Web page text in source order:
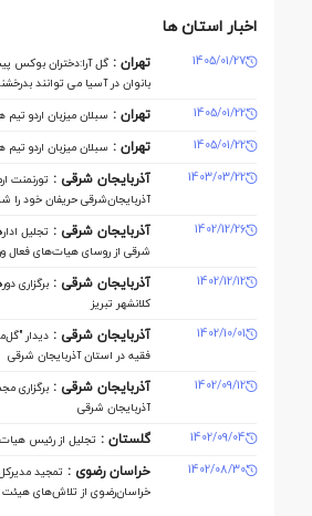
اخبار استان ها
1405/01/27 تهران : گل آرا:دختران بوکس
بانوان در آسیا می توانند بدرخشند
1405/01/22
تهران : سبلان میزبان اردو
1405/01/22
تهران : سبلان میزبان اردو
1403/03/22
آذربایجان شرقی : تورنمنت
آذربایجان‌شرقی حریفان خود را
1402/12/26
آذربایجان شرقی : تجلیل
‌شرقی از روسای هیات‌های فعال
1402/12/12
آذربایجان شرقی : برگزاری
کلانشهر تبریز
1402/10/01
آذربایجان شرقی : دیدار
فقیه در استان آذربایجان شرقی
1402/09/12
آذربایجان شرقی : برگزاری
آذربایجان شرقی
1402/09/04
گلستان : تجلیل از رئیس
1402/08/30
خراسان رضوی : تمجید
خراسان‌رضوی از تلاش‌های هیئت